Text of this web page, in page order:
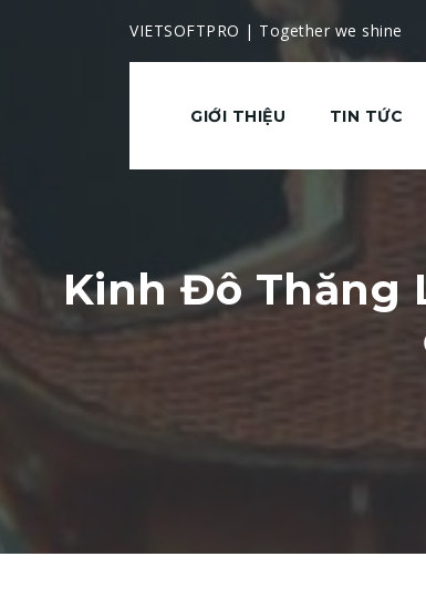
VIETSOFTPRO | Together we shine
GIỚI THIỆU TIN TỨC
Kinh Đô Thăng